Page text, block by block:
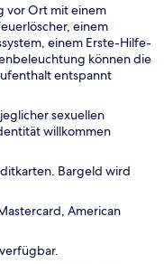
vor Ort mit einem
einem
einem Erste-Hilfe-
können die
entspannt
sexuellen
willkommen
Bargeld wird
American